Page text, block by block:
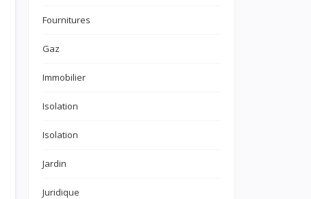
Fournitures
Gaz
Immobilier
Isolation
Isolation
Jardin
Juridique